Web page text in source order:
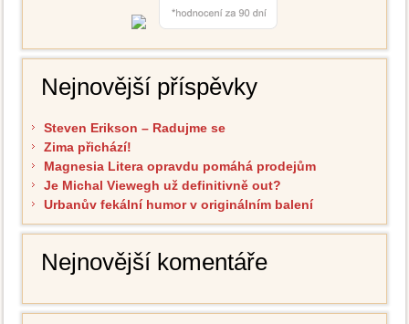
Nejnovější příspěvky
Steven Erikson – Radujme se
Zima přichází!
Magnesia Litera opravdu pomáhá prodejům
Je Michal Viewegh už definitivně out?
Urbanův fekální humor v originálním balení
Nejnovější komentáře